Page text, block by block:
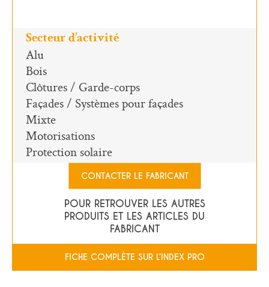
Secteur d’activité
Alu
Bois
Clôtures / Garde-corps
Façades / Systèmes pour façades
Mixte
Motorisations
Protection solaire
CONTACTER LE FABRICANT
POUR RETROUVER LES AUTRES
PRODUITS ET LES ARTICLES DU
FABRICANT
FICHE COMPLÈTE SUR L’INDEX PRO